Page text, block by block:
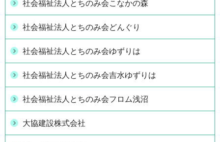
社会福祉法人とちのみ会こなかの森
社会福祉法人とちのみ会どんぐり
社会福祉法人とちのみ会ゆずりは
社会福祉法人とちのみ会吉水ゆずりは
社会福祉法人とちのみ会フロム浅沼
大協建設株式会社